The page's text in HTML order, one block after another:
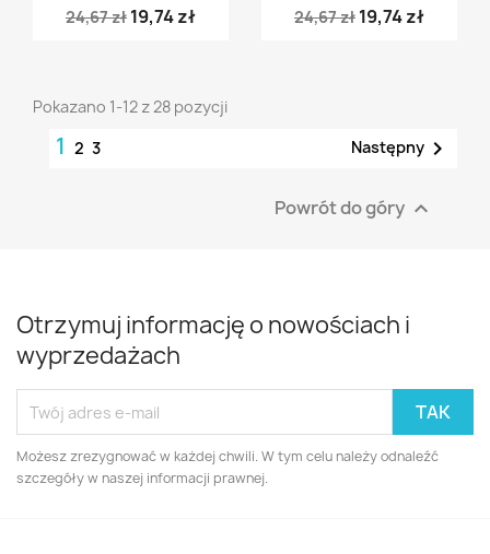
24,67 zł 19,74 zł
24,67 zł 19,74 zł
Pokazano 1-12 z 28 pozycji
1 2 3 Następny 
Powrót do góry 
Otrzymuj informację o nowościach i
wyprzedażach
Możesz zrezygnować w każdej chwili. W tym celu należy odnaleźć
szczegóły w naszej informacji prawnej.